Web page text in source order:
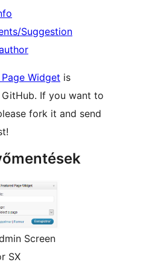
Suggestion
Widget is
If you want to
fork it and send
Screen
SX